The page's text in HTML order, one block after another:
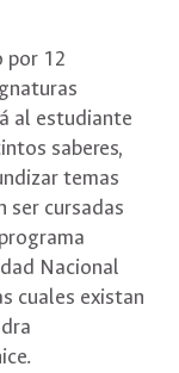
por 12
al estudiante
saberes,
temas
ser cursadas
Nacional
cuales existan